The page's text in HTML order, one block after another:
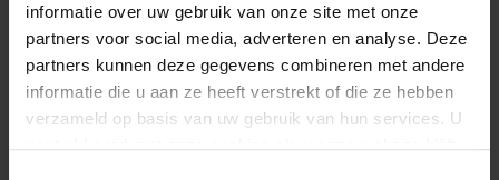
informatie over uw gebruik van onze site met onze
partners voor social media, adverteren en analyse. Deze
partners kunnen deze gegevens combineren met andere
informatie die u aan ze heeft verstrekt of die ze hebben
verzameld op basis van uw gebruik van hun services. U
gaat akkoord met onze cookies als u onze website blijft
Photo : lit de sable recouvert d'une couche de sable de
maçonnerie mélangé à du ciment.